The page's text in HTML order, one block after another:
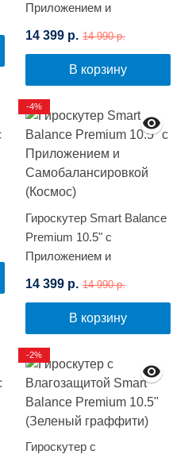
Приложением и
(Белый граффити)
14 399 р. 14 990 р.
В корзину
Гироскутер Smart Balance
Premium 10.5" с
Приложением и
(Космос)
14 399 р. 14 990 р.
В корзину
-4%
Гироскутер с
-2%